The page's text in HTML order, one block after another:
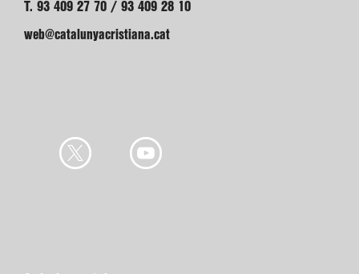
T. 93 409 27 70 / 93 409 28 10
web@catalunyacristiana.cat